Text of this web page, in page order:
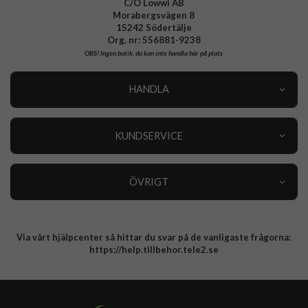
C/O Lowwi AB
Morabergsvägen 8
15242 Södertälje
Org. nr: 556881-9238
OBS!Ingen butik, du kan inte handla här på plats
HANDLA
KUNDSERVICE
ÖVRIGT
Integritetspolicy
Via vårt hjälpcenter så hittar du svar på de vanligaste frågorna:
https://help.tillbehor.tele2.se